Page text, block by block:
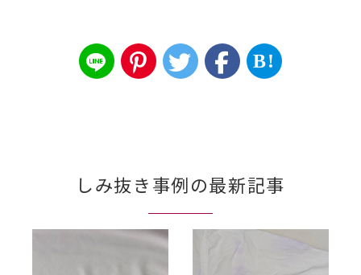
B!
しみ抜き事例の最新記事